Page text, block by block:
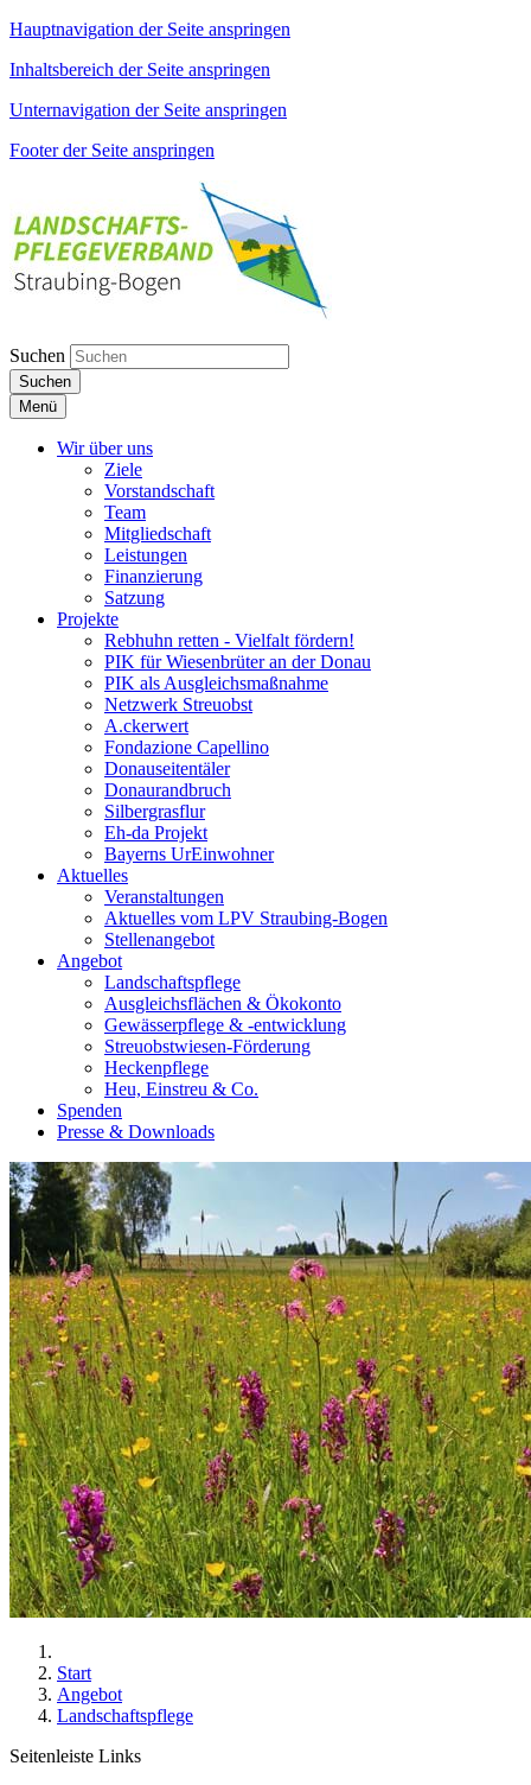
Hauptnavigation der Seite anspringen
Inhaltsbereich der Seite anspringen
Unternavigation der Seite anspringen
Footer der Seite anspringen
Suchen
Suchen
Menü
Wir über uns
Ziele
Vorstandschaft
Team
Mitgliedschaft
Leistungen
Finanzierung
Satzung
Projekte
Rebhuhn retten - Vielfalt fördern!
PIK für Wiesenbrüter an der Donau
PIK als Ausgleichsmaßnahme
Netzwerk Streuobst
A.ckerwert
Fondazione Capellino
Donauseitentäler
Donaurandbruch
Silbergrasflur
Eh-da Projekt
Bayerns UrEinwohner
Aktuelles
Veranstaltungen
Aktuelles vom LPV Straubing-Bogen
Stellenangebot
Angebot
Landschaftspflege
Ausgleichsflächen & Ökokonto
Gewässerpflege & -entwicklung
Streuobstwiesen-Förderung
Heckenpflege
Heu, Einstreu & Co.
Spenden
Presse & Downloads
Start
Angebot
Landschaftspflege
Seitenleiste Links